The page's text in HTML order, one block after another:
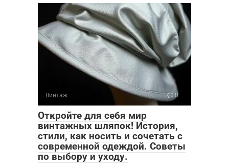
Винтаж 0
Откройте для себя мир
винтажных шляпок! История,
стили, как носить и сочетать с
современной одеждой. Советы
по выбору и уходу.